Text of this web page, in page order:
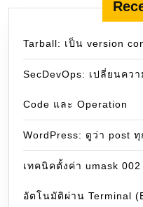
Tarball: เป็น version
SecDevOps: เปลี่ยนคว
Code และ Operation
WordPress: ดูว่า post
เทคนิคตั้งค่า umask
อัตโนมัติผ่าน Terminal